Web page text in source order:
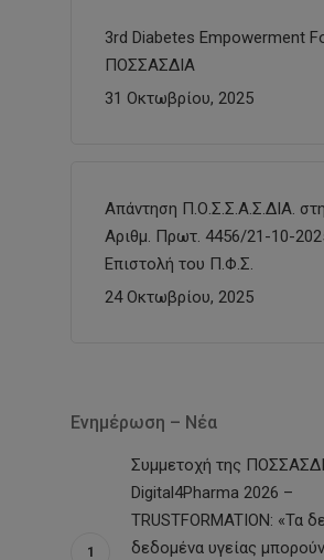
3rd Diabetes Empowerment
ΠΟΣΣΑΣΔΙΑ
31 Οκτωβρίου, 2025
Απάντηση Π.Ο.Σ.Σ.Α.Σ.ΔΙΑ.
Αριθμ. Πρωτ. 4456/21-10-
Επιστολή του Π.Φ.Σ.
24 Οκτωβρίου, 2025
Ενημέρωση – Νέα
Συμμετοχή της
Digital4Pharma 2026 –
TRUSTFORMATION: «Τα
δεδομένα υγείας